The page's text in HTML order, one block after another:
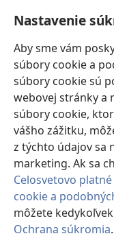
Nastavenie
Aby sme vám
súbory cookie a
súbory cookie sú
webovej stránky a
súbory cookie,
vášho zážitku,
z týchto údajov sa
marketing. Ak sa
Celosvetovo
cookie a
môžete
Ochrana súkromia.
(otvorí
nové
okno)
INTERNETOVÁ
(otvorí
nové
okno)JW Hub ®
(otvorí
nové
okno)JW Library
Watchtower
Copyright© 2026 Watch
PODMIENKY